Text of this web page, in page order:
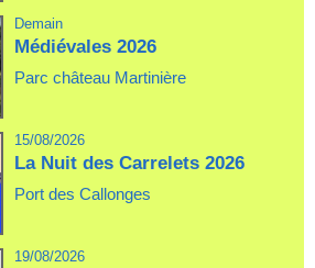
Demain
Médiévales 2026
Parc château Martinière
15/08/2026
La Nuit des Carrelets 2026
Port des Callonges
19/08/2026